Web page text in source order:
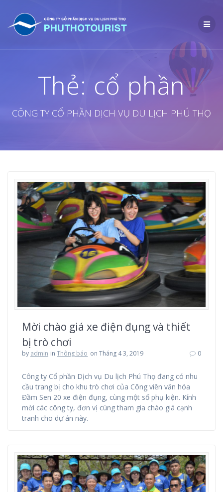
to
content
Thẻ: cổ phần
CÔNG TY CỔ PHẦN DỊCH VỤ DU LỊCH PHÚ THỌ
Mời chào giá xe điện đụng và thiết
bị trò chơi
by admin inThông báo on Tháng 4 3, 2019 0
Công ty Cổ phần Dịch vụ Du lịch Phú Thọ đang có nhu
cầu trang bị cho khu trò chơi của Công viên văn hóa
Đầm Sen 20 xe điện đụng, cùng một số phụ kiện. Kính
mời các công ty, đơn vị cùng tham gia chào giá cạnh
tranh cho dự án này.